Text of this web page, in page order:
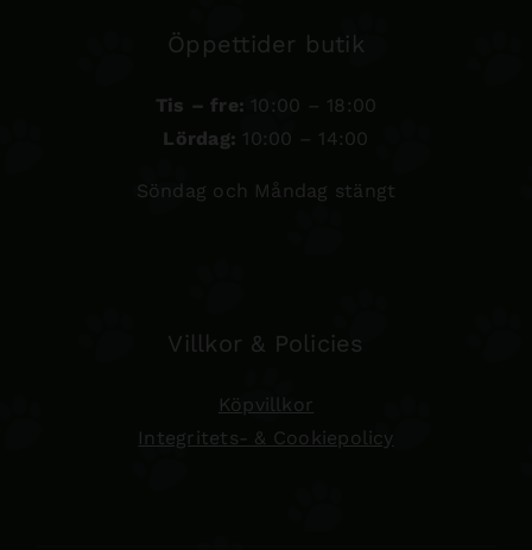
Öppettider butik
Tis – fre: 10:00 – 18:00
Lördag: 10:00 – 14:00
Söndag och Måndag stängt
Villkor & Policies
Köpvillkor
Integritets- & Cookiepolicy